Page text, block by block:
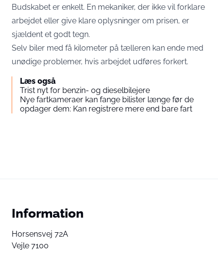
Budskabet er enkelt. En mekaniker, der ikke vil forklare
arbejdet eller give klare oplysninger om prisen, er
sjældent et godt tegn.
Selv biler med få kilometer på tælleren kan ende med
unødige problemer, hvis arbejdet udføres forkert.
Læs også
Trist nyt for benzin- og dieselbilejere
Nye fartkameraer kan fange bilister længe før de
opdager dem: Kan registrere mere end bare fart
Information
Horsensvej 72A
Vejle 7100